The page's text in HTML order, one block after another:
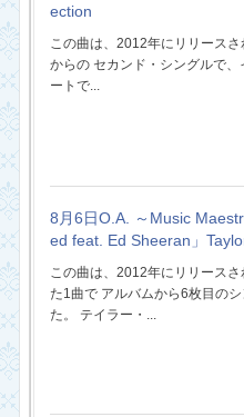
ection
この曲は、2012年にリリースさ
からの セカンド・シングルで
ートで...
8月6日O.A. ～Music
ed feat. Ed Sheeran」
この曲は、2012年にリリース
た1曲で アルバムから6枚目の
た。 テイラー・...